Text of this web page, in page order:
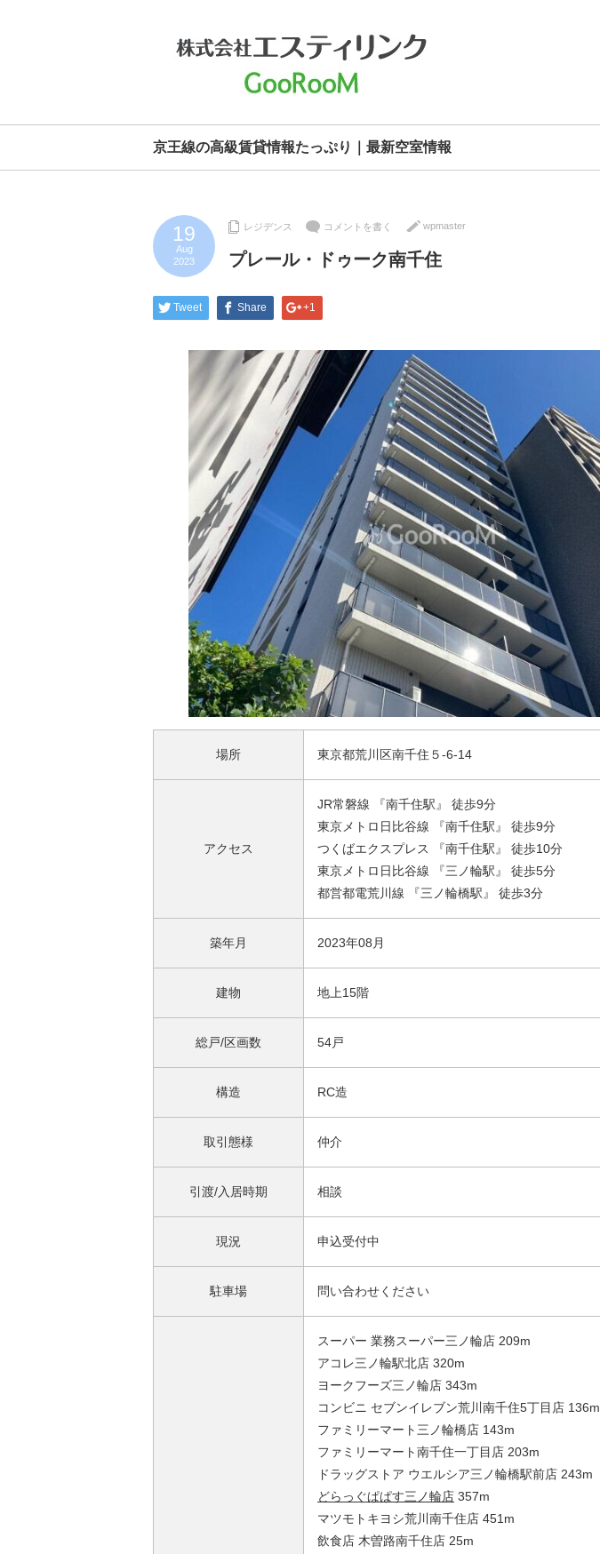
京王線の高級賃貸情報たっぷり｜最新空室情報
19
Aug
2023
レジデンス コメントを書く wpmaster
プレール・ドゥーク南千住
Tweet Share +1
場所 東京都荒川区南千住５-6-14
アクセス
JR常磐線 『南千住駅』 徒歩9分
東京メトロ日比谷線 『南千住駅』 徒歩9分
つくばエクスプレス 『南千住駅』 徒歩10分
東京メトロ日比谷線 『三ノ輪駅』 徒歩5分
都営都電荒川線 『三ノ輪橋駅』 徒歩3分
築年月 2023年08月
建物 地上15階
総戸/区画数 54戸
構造 RC造
取引態様 仲介
引渡/入居時期 相談
現況 申込受付中
駐車場 問い合わせください
スーパー 業務スーパー三ノ輪店 209m
アコレ三ノ輪駅北店 320m
ヨークフーズ三ノ輪店 343m
コンビニ セブンイレブン荒川南千住5丁目店 136m
ファミリーマート三ノ輪橋店 143m
ファミリーマート南千住一丁目店 203m
ドラッグストア ウエルシア三ノ輪橋駅前店 243m
どらっぐぱぱす三ノ輪店 357m
マツモトキヨシ荒川南千住店 451m
飲食店 木曽路南千住店 25m